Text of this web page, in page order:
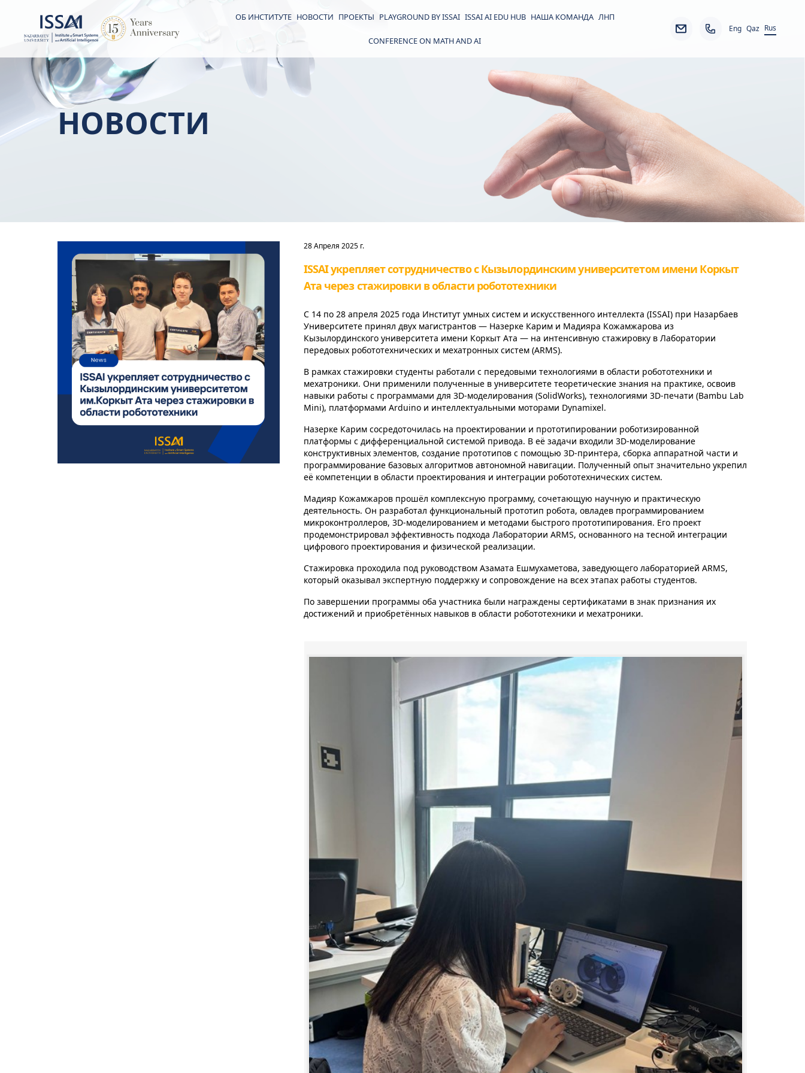
ОБ ИНСТИТУТЕ НОВОСТИ ПРОЕКТЫ PLAYGROUND BY ISSAI ISSAI AI EDU HUB НАША КОМАНДА ЛНП
CONFERENCE ON MATH AND AI
Eng Qaz Rus
НОВОСТИ
28 Апреля 2025 г.
ISSAI укрепляет сотрудничество с Кызылординским университетом имени Коркыт
Ата через стажировки в области робототехники
С 14 по 28 апреля 2025 года Институт умных систем и искусственного интеллекта (ISSAI) при Назарбаев
Университете принял двух магистрантов — Назерке Карим и Мадияра Кожамжарова из
Кызылординского университета имени Коркыт Ата — на интенсивную стажировку в Лаборатории
передовых робототехнических и мехатронных систем (ARMS).
В рамках стажировки студенты работали с передовыми технологиями в области робототехники и
мехатроники. Они применили полученные в университете теоретические знания на практике, освоив
навыки работы с программами для 3D-моделирования (SolidWorks), технологиями 3D-печати (Bambu Lab
Mini), платформами Arduino и интеллектуальными моторами Dynamixel.
Назерке Карим сосредоточилась на проектировании и прототипировании роботизированной
платформы с дифференциальной системой привода. В её задачи входили 3D-моделирование
конструктивных элементов, создание прототипов с помощью 3D-принтера, сборка аппаратной части и
программирование базовых алгоритмов автономной навигации. Полученный опыт значительно укрепил
её компетенции в области проектирования и интеграции робототехнических систем.
Мадияр Кожамжаров прошёл комплексную программу, сочетающую научную и практическую
деятельность. Он разработал функциональный прототип робота, овладев программированием
микроконтроллеров, 3D-моделированием и методами быстрого прототипирования. Его проект
продемонстрировал эффективность подхода Лаборатории ARMS, основанного на тесной интеграции
цифрового проектирования и физической реализации.
Стажировка проходила под руководством Азамата Ешмухаметова, заведующего лабораторией ARMS,
который оказывал экспертную поддержку и сопровождение на всех этапах работы студентов.
По завершении программы оба участника были награждены сертификатами в знак признания их
достижений и приобретённых навыков в области робототехники и мехатроники.